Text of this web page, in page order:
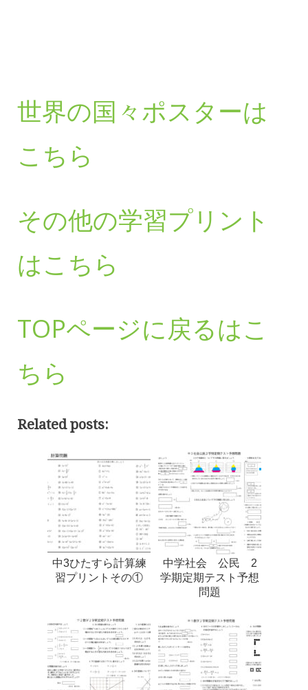
世界の国々ポスターは
こちら
その他の学習プリント
はこちら
TOPページに戻るはこ
ちら
Related posts:
中3ひたすら計算練
習プリントその①
中学社会 公民 2
学期定期テスト予想
問題